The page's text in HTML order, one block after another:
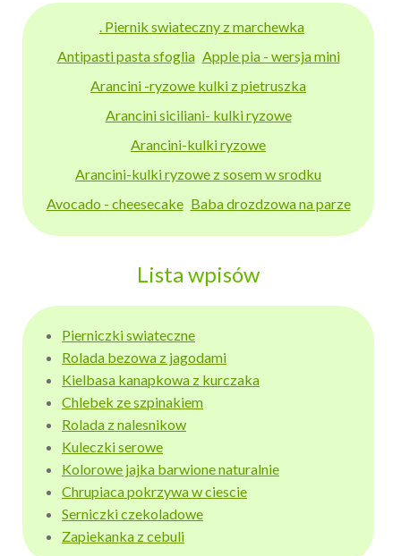
. Piernik swiateczny z marchewka
Antipasti pasta sfoglia Apple pia - wersja mini
Arancini -ryzowe kulki z pietruszka
Arancini siciliani- kulki ryzowe
Arancini-kulki ryzowe
Arancini-kulki ryzowe z sosem w srodku
Avocado - cheesecake Baba drozdzowa na parze
Lista wpisów
Pierniczki swiateczne
Rolada bezowa z jagodami
Kielbasa kanapkowa z kurczaka
Chlebek ze szpinakiem
Rolada z nalesnikow
Kuleczki serowe
Kolorowe jajka barwione naturalnie
Chrupiaca pokrzywa w ciescie
Serniczki czekoladowe
Zapiekanka z cebuli